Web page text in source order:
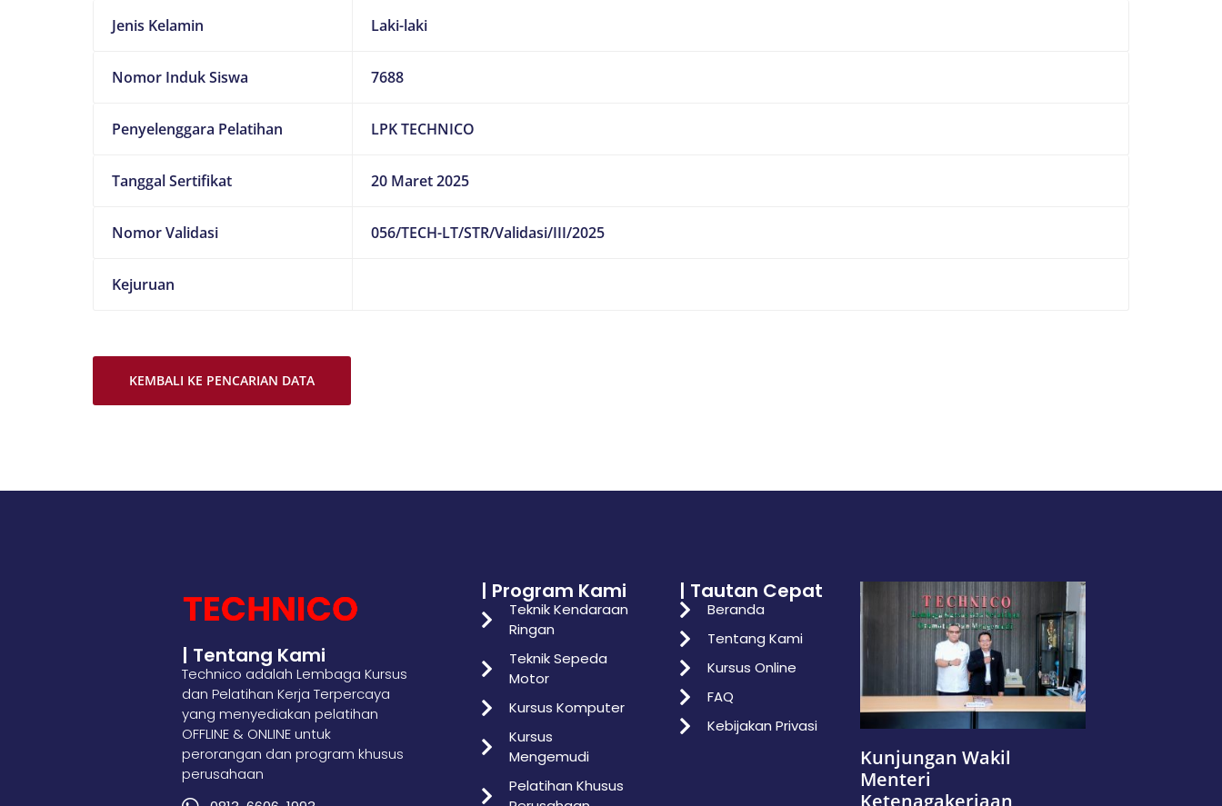
Jenis Kelamin Laki-laki
Nomor Induk Siswa 7688
Penyelenggara Pelatihan LPK TECHNICO
Tanggal Sertifikat 20 Maret 2025
Nomor Validasi 056/TECH-LT/STR/Validasi/III/2025
Kejuruan
KEMBALI KE PENCARIAN DATA
| Tentang Kami
Technico adalah Lembaga Kursus
dan Pelatihan Kerja Terpercaya
yang menyediakan pelatihan
OFFLINE & ONLINE untuk
perorangan dan program khusus
perusahaan
| Program Kami
Teknik Kendaraan
Ringan
Teknik Sepeda
Motor
Kursus Komputer
Kursus
Mengemudi
Pelatihan Khusus
| Tautan Cepat
Beranda
Tentang Kami
Kursus Online
FAQ
Kebijakan Privasi
Kunjungan Wakil
Menteri
Ketenagakerjaan